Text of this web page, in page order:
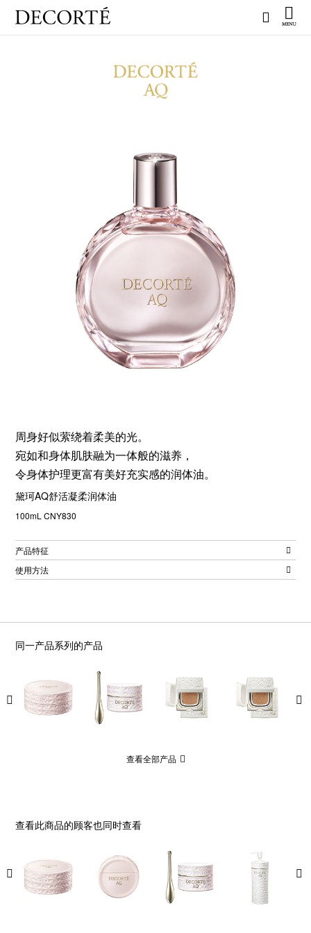
周身好似萦绕着柔美的光。
宛如和身体肌肤融为一体般的滋养，
令身体护理更富有美好充实感的润体油。
黛珂AQ舒活凝柔润体油
100mL CNY830
产品特征
使用方法
同一产品系列的产品
查看全部产品
查看此商品的顾客也同时查看